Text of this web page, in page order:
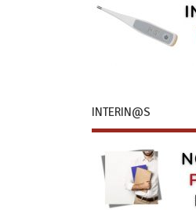
INTERIN@S